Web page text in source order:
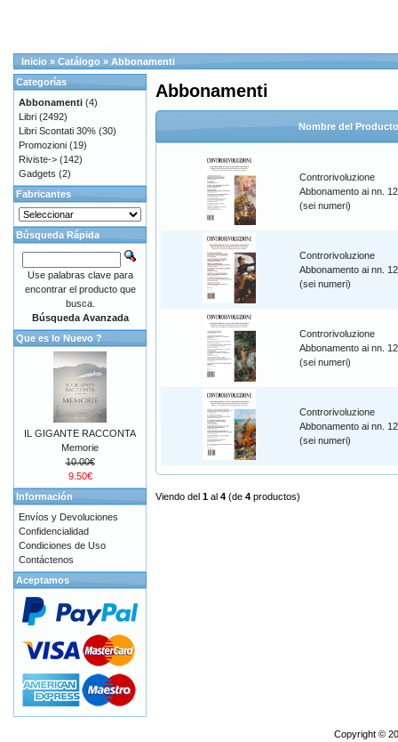
Inicio » Catálogo » Abbonamenti
Abbonamenti
Nombre del
Controrivoluzione
Abbonamento ai nn.
(sei numeri)
Controrivoluzione
Abbonamento ai nn.
(sei numeri)
Controrivoluzione
Abbonamento ai nn.
(sei numeri)
Controrivoluzione
Abbonamento ai nn.
(sei numeri)
Viendo del 1 al 4 (de 4 productos)
Categorías
Abbonamenti (4)
Libri (2492)
Libri Scontati 30% (30)
Promozioni (19)
Riviste-> (142)
Gadgets (2)
Fabricantes
Búsqueda Rápida
Use palabras clave para
encontrar el producto que
busca.
Búsqueda Avanzada
Que es lo Nuevo ?
IL GIGANTE RACCONTA
Memorie
10.00€
9.50€
Información
Envíos y Devoluciones
Confidencialidad
Condiciones de Uso
Contáctenos
Aceptamos
Copyright ©